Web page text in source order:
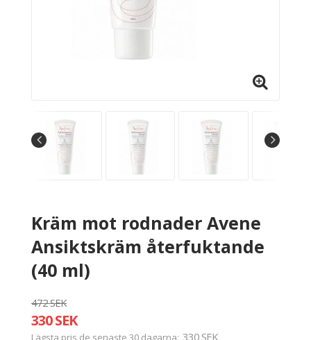
Kräm mot rodnader Avene
Ansiktskräm återfuktande
(40 ml)
472 SEK
330 SEK
330 SEK